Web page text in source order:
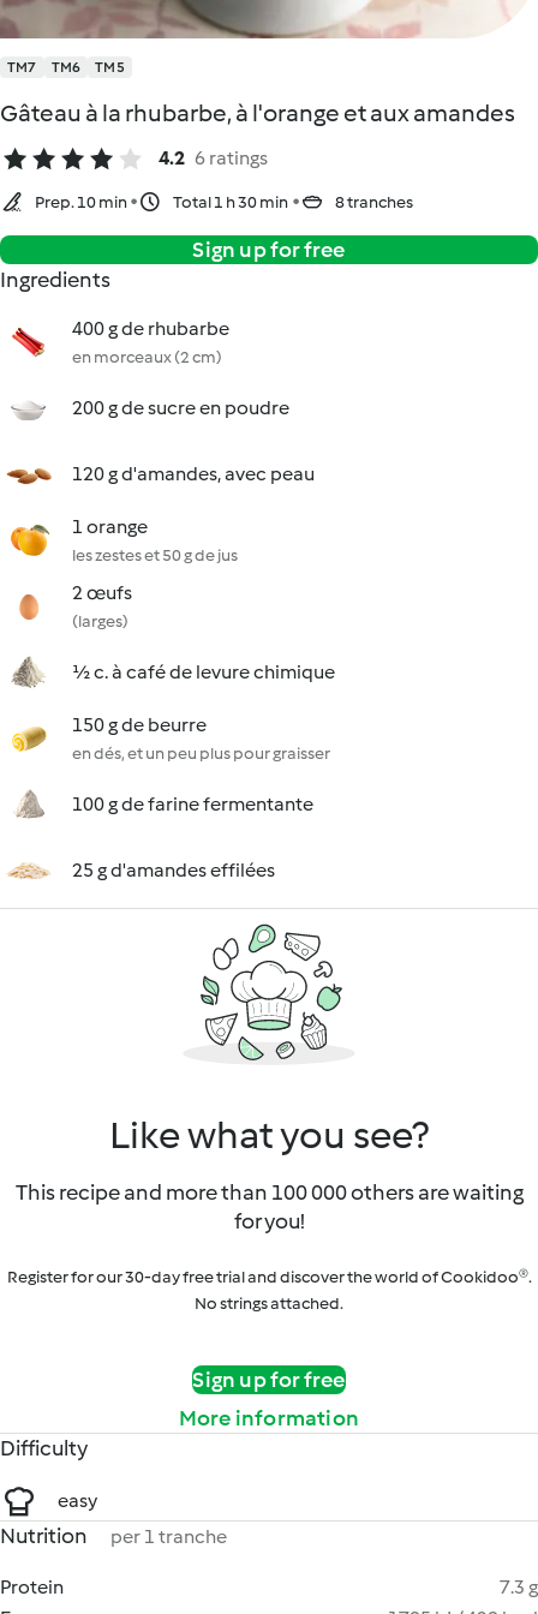
TM7 TM6 TM5
Gâteau à la rhubarbe, à l'orange et aux amandes
4.2 6 ratings
Prep. 10 min Total 1 h 30 min 8 tranches
Sign up for free
Ingredients
400 g de rhubarbe
en morceaux (2 cm)
200 g de sucre en poudre
120 g d'amandes, avec peau
1 orange
les zestes et 50 g de jus
2 œufs
(larges)
½ c. à café de levure chimique
150 g de beurre
en dés, et un peu plus pour graisser
100 g de farine fermentante
25 g d'amandes effilées
Like what you see?
This recipe and more than 100 000 others are waiting
for you!
Register for our 30-day free trial and discover the world of Cookidoo®.
No strings attached.
Sign up for free
More information
Difficulty
easy
Nutrition per 1 tranche
Protein
7.3 g